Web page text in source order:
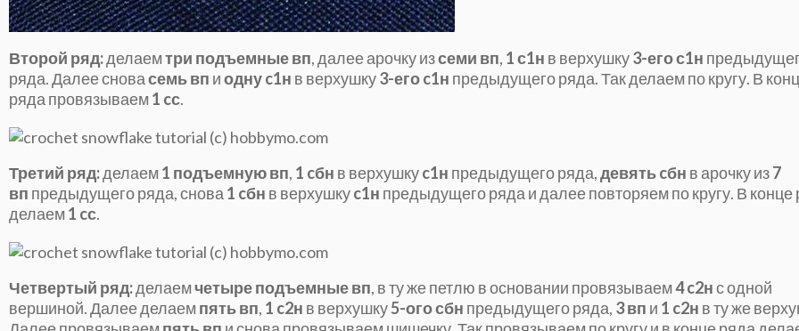
Второй ряд:делаемтри подъемные вп, далее арочку изсеми вп, 1 с1н в верхушку3-его с1н
ряда. Далее сновасемь вп иодну c1н в верхушку3-его c1н предыдущего ряда. Так делаем по кругу. В
ряда провязываем 1 cс.
Третий ряд:делаем 1 подъемную вп, 1 cбн в верхушкуc1н предыдущего ряда,девять cбн в арочку из7
вп предыдущего ряда, снова 1 cбн в верхушкуc1н предыдущего ряда и далее повторяем по кругу. В конце
делаем 1 cс.
Четвертый ряд:делаемчетыре подъемные вп, в ту же петлю в основании провязываем4 c2нс одной
вершиной. Далее делаем пять вп, 1 c2н в верхушку5-ого сбн предыдущего ряда, 3 вп и 1 c2н в ту же